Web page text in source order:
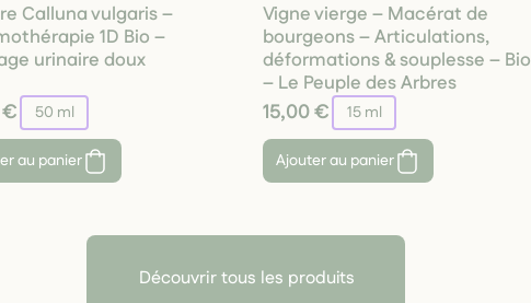
Calluna vulgaris –
1D Bio –
urinaire doux
€ 50 ml
au panier
Vigne vierge – Macérat de
bourgeons – Articulations,
déformations & souplesse – Bio
– Le Peuple des Arbres
15,00 € 15 ml
Ajouter au panier
Découvrir tous les produits